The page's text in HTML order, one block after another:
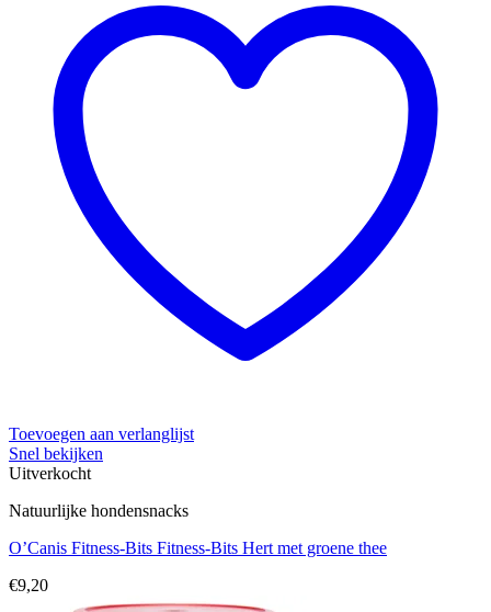
Toevoegen aan verlanglijst
Snel bekijken
Uitverkocht
Natuurlijke hondensnacks
O’Canis Fitness-Bits Fitness-Bits Hert met groene thee
€9,20